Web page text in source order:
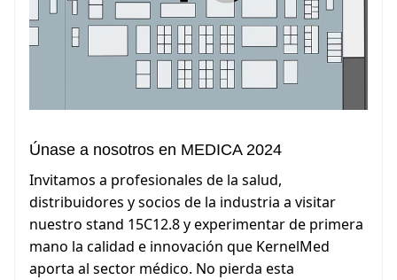
Únase a nosotros en MEDICA 2024
Invitamos a profesionales de la salud,
distribuidores y socios de la industria a visitar
nuestro stand 15C12.8 y experimentar de primera
mano la calidad e innovación que KernelMed
aporta al sector médico. No pierda esta